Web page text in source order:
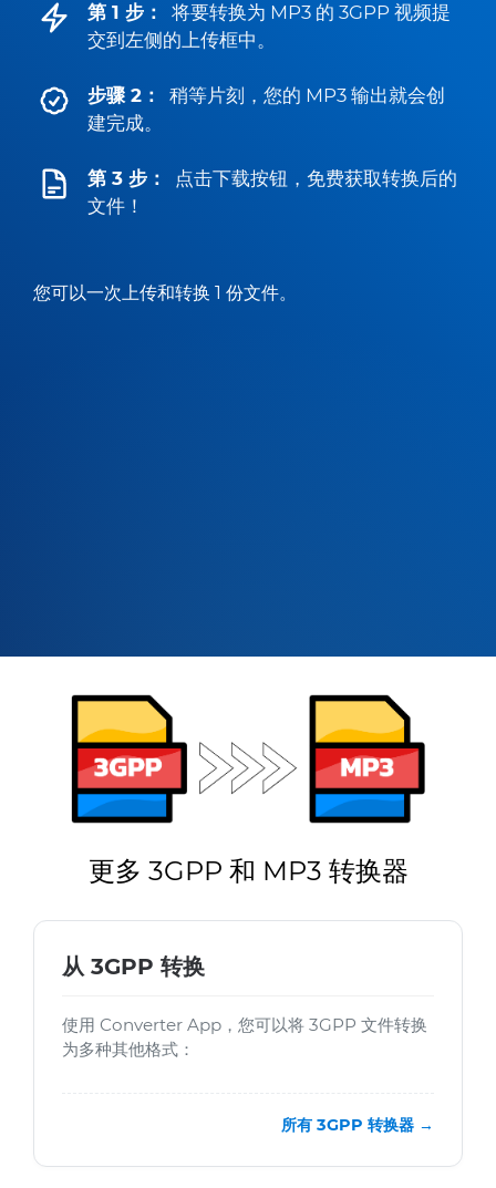
第 1 步：
将要转换为 MP3 的 3GPP 视频提
交到左侧的上传框中。
步骤 2：
稍等片刻，您的 MP3 输出就会创
建完成。
第 3 步：
点击下载按钮，免费获取转换后的
文件！
您可以一次上传和转换 1 份文件。
更多 3GPP 和 MP3 转换器
从 3GPP 转换
使用 Converter App，您可以将 3GPP 文件转换
为多种其他格式：
所有 3GPP 转换器 →